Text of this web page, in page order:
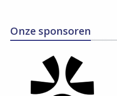
Onze sponsoren